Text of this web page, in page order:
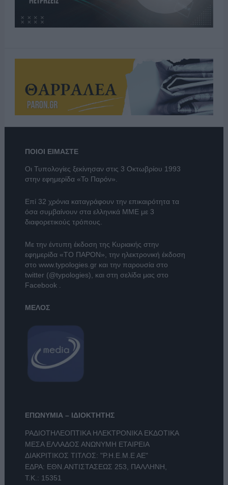
ΠΟΙΟΙ ΕΙΜΑΣΤΕ
Οι Τυπολογίες ξεκίνησαν στις 3 Οκτωβρίου 1993
στην εφημερίδα «Το Παρόν».
Επί 32 χρόνια καταγράφουν την επικαιρότητα τα
όσα συμβαίνουν στα ελληνικά ΜΜΕ με 3
διαφορετικούς τρόπους.
Με την έντυπη έκδοση της Κυριακής στην
εφημερίδα «ΤΟ ΠΑΡΟΝ» , την ηλεκτρονική έκδοση
στο www.typologies.grκαι την παρουσία στο
twitter (@typologies) , και στη σελίδα μας στο
Facebook
ΜΕΛΟΣ
ΕΠΩΝΥΜΙΑ – ΙΔΙΟΚΤΗΤΗΣ
ΡΑΔΙΟΤΗΛΕΟΠΤΙΚΑ ΗΛΕΚΤΡΟΝΙΚΑ ΕΚΔΟΤΙΚΑ
ΜΕΣΑ ΕΛΛΑΔΟΣ ΑΝΩΝΥΜΗ ΕΤΑΙΡΕΙΑ
ΔΙΑΚΡΙΤΙΚΟΣ ΤΙΤΛΟΣ: "Ρ.Η.Ε.Μ.Ε ΑΕ"
ΕΔΡΑ: ΕΘΝ.ΑΝΤΙΣΤΑΣΕΩΣ 253, ΠΑΛΛΗΝΗ,
Τ.Κ.: 15351